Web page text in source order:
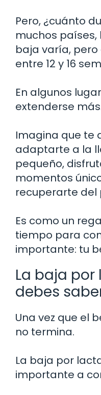
Pero, ¿cuánto
muchos
baja varía,
entre 12 y 16
En algunos
extenderse
Imagina que te
adaptarte a la
pequeño,
momentos
recuperarte del
Es como un
tiempo para
importante: tu
La baja por
debes
Una vez que el
no termina.
La baja por
importante a